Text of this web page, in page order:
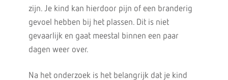
zijn. Je kind kan hierdoor pijn of een branderig
gevoel hebben bij het plassen. Dit is niet
gevaarlijk en gaat meestal binnen een paar
dagen weer over.
Na het onderzoek is het belangrijk dat je kind